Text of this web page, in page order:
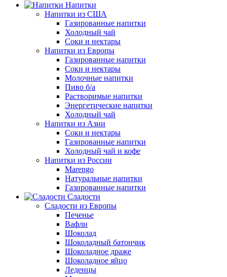
Напитки
Напитки из США
Газированные напитки
Холодный чай
Соки и нектары
Напитки из Европы
Газированные напитки
Соки и нектары
Молочные напитки
Пиво б/а
Растворимые напитки
Энергетические напитки
Холодный чай
Напитки из Азии
Соки и нектары
Газированные напитки
Холодный чай и кофе
Напитки из России
Marengo
Натуральные напитки
Газированные напитки
Сладости
Сладости из Европы
Печенье
Вафли
Шоколад
Шоколадный батончик
Шоколадное драже
Шоколадное яйцо
Леденцы